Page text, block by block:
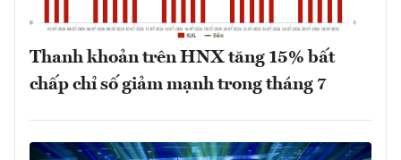
Thanh khoản trên HNX tăng 15% bất
chấp chỉ số giảm mạnh trong tháng 7